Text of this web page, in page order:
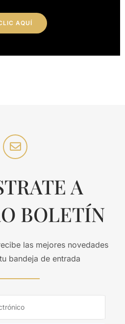
AQUÍ
A
BOLETÍN
las mejores novedades
bandeja de entrada